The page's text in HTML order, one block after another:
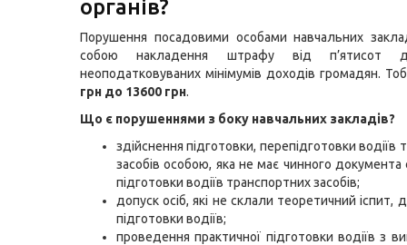
органів?
Порушення посадовими особами навчальних
собою накладення штрафу від п’ятисот
неоподатковуваних мінімумів доходів громадян.
грн до 13600 грн.
Що є порушеннями з боку навчальних закладів?
здійснення підготовки, перепідготовки водіїв
засобів особою, яка не має чинного документа
підготовки водіїв транспортних засобів;
допуск осіб, які не склали теоретичний іспит,
підготовки водіїв;
проведення практичної підготовки водіїв з